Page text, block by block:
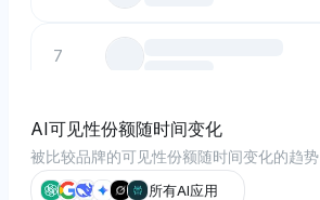
7
8
9
AI可见性份额随时间变化
被比较品牌的可见性份额随时间变化的趋势
所有AI应用